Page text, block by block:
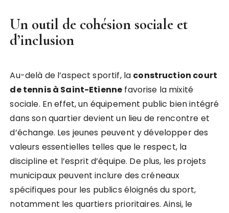
Un outil de cohésion sociale et
d’inclusion
Au-delà de l’aspect sportif, la construction court
de tennis à Saint-Etienne favorise la mixité
sociale. En effet, un équipement public bien intégré
dans son quartier devient un lieu de rencontre et
d’échange. Les jeunes peuvent y développer des
valeurs essentielles telles que le respect, la
discipline et l’esprit d’équipe. De plus, les projets
municipaux peuvent inclure des créneaux
spécifiques pour les publics éloignés du sport,
notamment les quartiers prioritaires. Ainsi, le